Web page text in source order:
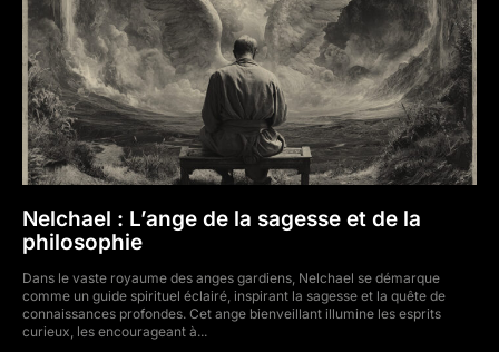
Nelchael : L’ange de la sagesse et de la
philosophie
Dans le vaste royaume des anges gardiens, Nelchael se démarque
comme un guide spirituel éclairé, inspirant la sagesse et la quête de
connaissances profondes. Cet ange bienveillant illumine les esprits
curieux, les encourageant à...